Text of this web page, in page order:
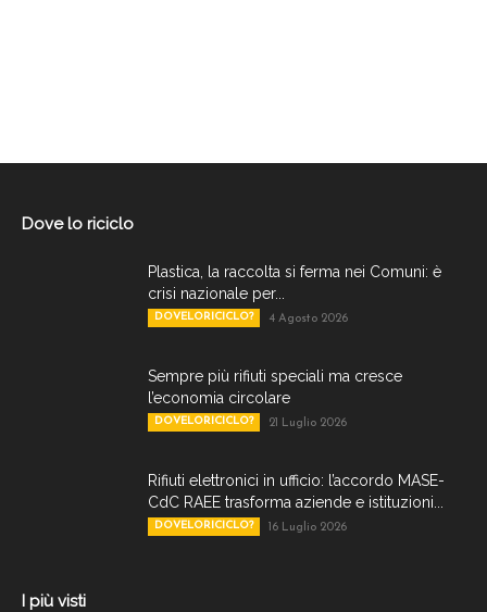
Dove lo riciclo
Plastica, la raccolta si ferma nei Comuni: è
crisi nazionale per...
DOVELORICICLO? 4 Agosto 2026
Sempre più rifiuti speciali ma cresce
l’economia circolare
DOVELORICICLO? 21 Luglio 2026
Rifiuti elettronici in ufficio: l’accordo MASE-
CdC RAEE trasforma aziende e istituzioni...
DOVELORICICLO? 16 Luglio 2026
I più visti